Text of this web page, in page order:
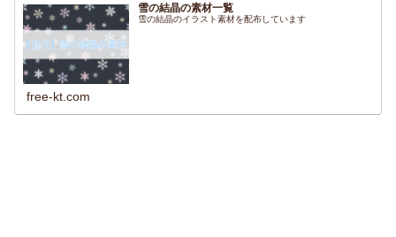
雪の結晶の素材一覧
雪の結晶のイラスト素材を配布しています
free-kt.com